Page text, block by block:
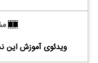
ویدئوی آموزش این